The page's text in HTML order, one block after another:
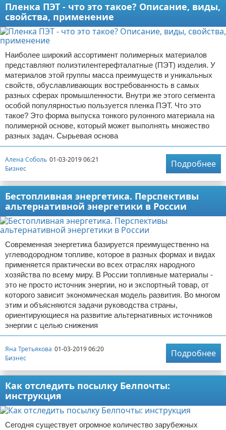
Пленка ПЭТ - что это такое? Описание, виды,
свойства, применение
Наиболее широкий ассортимент полимерных материалов
представляют полиэтилентерефталатные (ПЭТ) изделия. У
материалов этой группы масса преимуществ и уникальных
свойств, обуславливающих востребованность в самых
разных сферах промышленности. Внутри же этого сегмента
особой популярностью пользуется пленка ПЭТ. Что это
такое? Это форма выпуска тонкого рулонного материала на
полимерной основе, который может выполнять множество
разных задач. Сырьевая основа
Алена Соболь 01-03-2019 06:21
Бизнес
Подробнее
Бестопливная энергетика. Перспективы
альтернативной энергетики в России
Современная энергетика базируется преимущественно на
углеводородном топливе, которое в разных формах и видах
применяется практически во всех отраслях народного
хозяйства по всему миру. В России топливные материалы -
это не просто источник энергии, но и экспортный товар, от
которого зависит экономическая модель развития. Во многом
этим и объясняются задачи руководства страны,
ориентирующиеся на развитие альтернативных источников
энергии с целью снижения
Яна Третьякова 01-03-2019 06:20
Бизнес
Подробнее
Как отследить посылку Белпочты:
инструкция
Сегодня существует огромное количество зарубежных